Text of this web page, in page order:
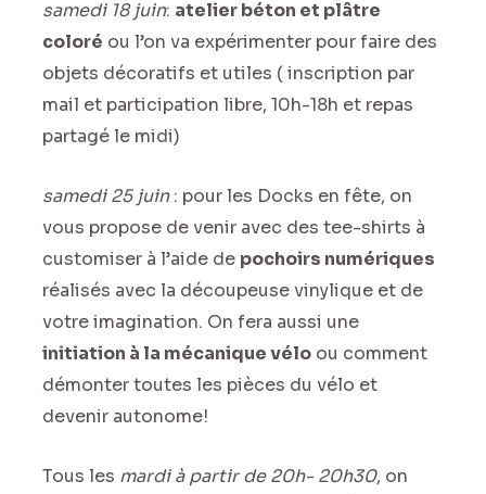
samedi 18 juin: atelier béton et plâtre
coloré ou l’on va expérimenter pour faire des
objets décoratifs et utiles ( inscription par
mail et participation libre, 10h-18h et repas
partagé le midi)
samedi 25 juin: pour les Docks en fête, on
vous propose de venir avec des tee-shirts à
customiser à l’aide de pochoirs numériques
réalisés avec la découpeuse vinylique et de
votre imagination. On fera aussi une
initiation à la mécanique véloou comment
démonter toutes les pièces du vélo et
devenir autonome!
Tous les mardi à partir de 20h- 20h30, on